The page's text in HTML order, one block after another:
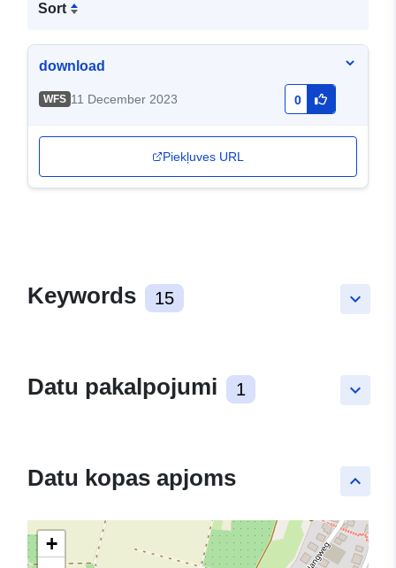
Sort
download
WFS 11 December 2023 0
Piekļuves URL
keyboard_arrow_down
Keywords 15
keyboard_arrow_down
Datu pakalpojumi 1
keyboard_arrow_up
Datu kopas apjoms
+